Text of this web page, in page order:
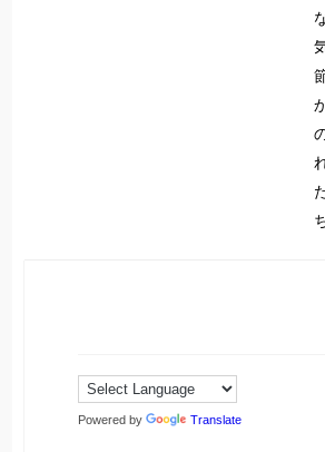
Powered by Translate